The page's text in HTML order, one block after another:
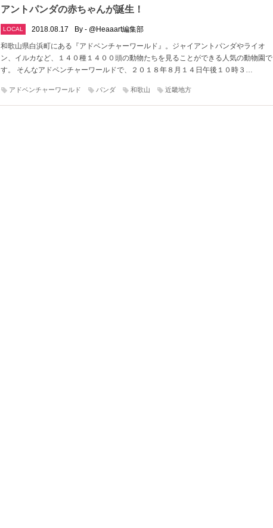
アントパンダの赤ちゃんが誕生！
LOCAL 2018.08.17
By - @Heaaart編集部
和歌山県白浜町にある『アドベンチャーワールド』。ジャイアントパンダやライオ
ン、イルカなど、１４０種１４００頭の動物たちを見ることができる人気の動物園で
す。 そんなアドベンチャーワールドで、２０１８年８月１４日午後１０時３…
アドベンチャーワールド パンダ 和歌山 近畿地方